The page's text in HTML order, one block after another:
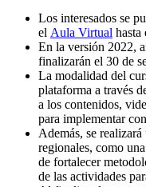
Los interesados se
el Aula Virtual hasta
En la versión 2022,
finalizarán el 30 de
La modalidad del
plataforma a través
a los contenidos,
para implementar
Además, se
regionales, como
de fortalecer
de las actividades